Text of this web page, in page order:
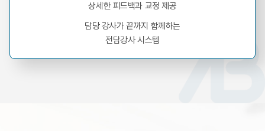
상세한 피드백과 교정 제공
담당 강사가 끝까지 함께하는
전담강사 시스템